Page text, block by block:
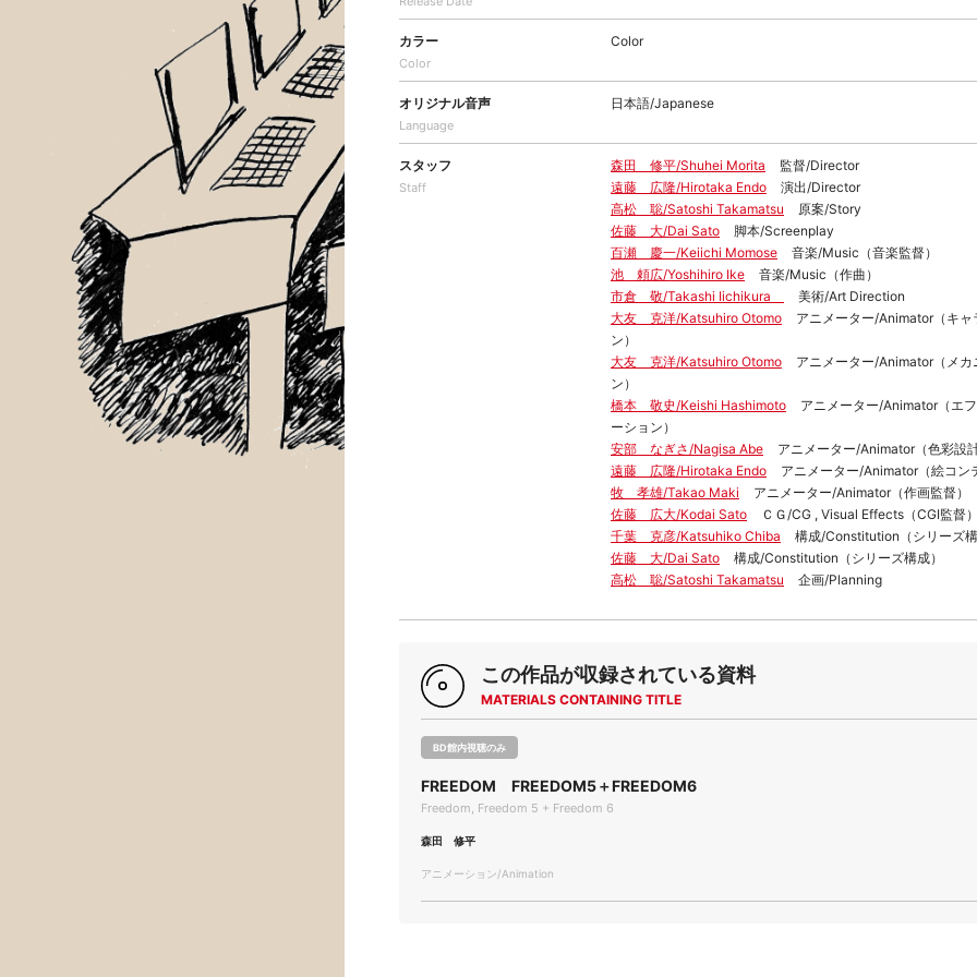
カラー
Color
Color
オリジナル音声
Language
日本語/Japanese
スタッフ
Staff
森田 修平/Shuhei Morita
監督/Director
遠藤 広隆/Hirotaka Endo
演出/Director
高松 聡/Satoshi Takamatsu
原案/Story
佐藤 大/Dai Sato
脚本/Screenplay
百瀬 慶一/Keiichi Momose
音楽/Music（音楽監督）
池 頼広/Yoshihiro Ike
音楽/Music（作曲）
市倉 敬/Takashi Iichikura
美術/Art Direction
大友 克洋/Katsuhiro Otomo
アニメーター/Animator（キャ
ン）
大友 克洋/Katsuhiro Otomo
アニメーター/Animator（メカ
ン）
橋本 敬史/Keishi Hashimoto
アニメーター/Animator（エ
ーション）
安部 なぎさ/Nagisa Abe
アニメーター/Animator（色彩設計
遠藤 広隆/Hirotaka Endo
アニメーター/Animator（絵コン
牧 孝雄/Takao Maki
アニメーター/Animator（作画監督）
佐藤 広大/Kodai Sato
ＣＧ/CG , Visual Effects（CGI監督）
千葉 克彦/Katsuhiko Chiba
構成/Constitution（シリーズ構
佐藤 大/Dai Sato
構成/Constitution（シリーズ構成）
高松 聡/Satoshi Takamatsu
企画/Planning
この作品が収録されている資料
MATERIALS CONTAINING TITLE
BD館内視聴のみ
FREEDOM FREEDOM5＋FREEDOM6
Freedom, Freedom 5 + Freedom 6
森田 修平
アニメーション/Animation